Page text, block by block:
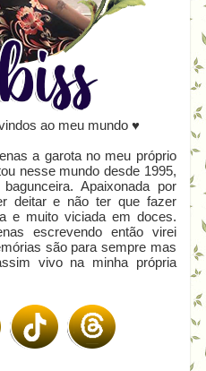
ao meu mundo ♥
a garota no meu próprio
nesse mundo desde 1995,
Apaixonada por
deitar e não ter que fazer
e muito viciada em doces.
escrevendo então virei
são para sempre mas
vivo na minha própria